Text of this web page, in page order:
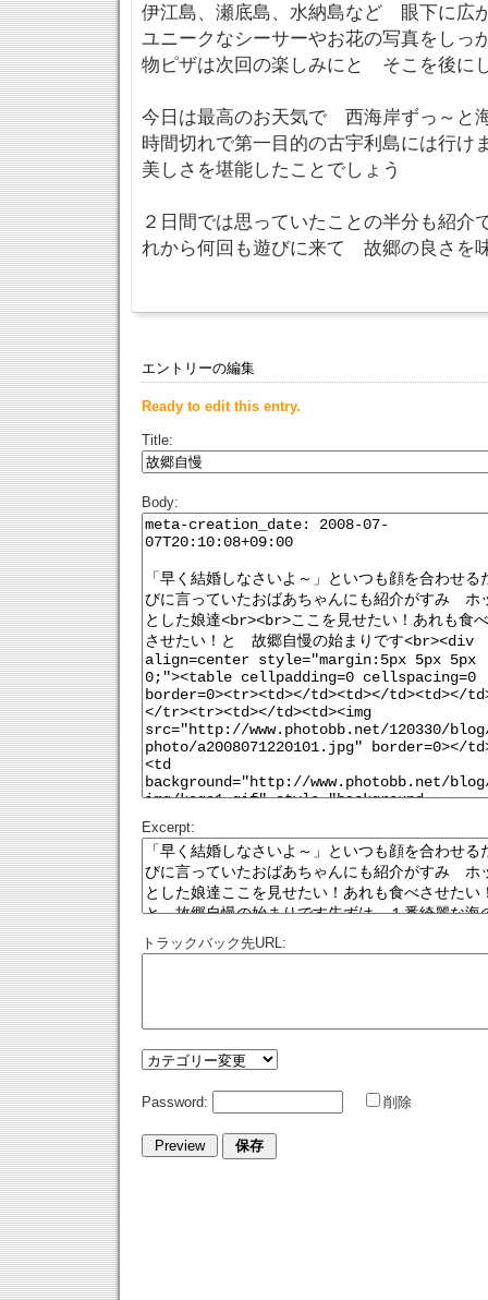
伊江島、瀬底島、水納島など 眼下に広
ユニークなシーサーやお花の写真をし
物ピザは次回の楽しみにと そこを後に
今日は最高のお天気で 西海岸ずっ～と
時間切れで第一目的の古宇利島には行
美しさを堪能したことでしょう
２日間では思っていたことの半分も紹
れから何回も遊びに来て 故郷の良さ
エントリーの編集
Ready to edit this entry.
Title:
Body:
Excerpt:
トラックバック先URL:
Password: 削除